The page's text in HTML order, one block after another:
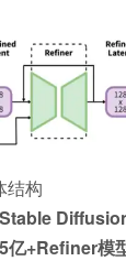
结构
Stable
亿+Refiner模